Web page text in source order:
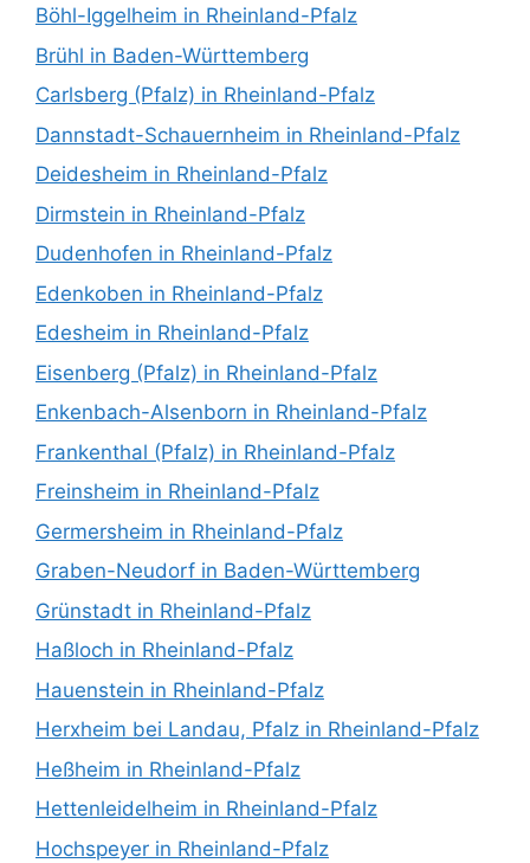
Böhl-Iggelheim in Rheinland-Pfalz
Brühl in Baden-Württemberg
Carlsberg (Pfalz) in Rheinland-Pfalz
Dannstadt-Schauernheim in Rheinland-Pfalz
Deidesheim in Rheinland-Pfalz
Dirmstein in Rheinland-Pfalz
Dudenhofen in Rheinland-Pfalz
Edenkoben in Rheinland-Pfalz
Edesheim in Rheinland-Pfalz
Eisenberg (Pfalz) in Rheinland-Pfalz
Enkenbach-Alsenborn in Rheinland-Pfalz
Frankenthal (Pfalz) in Rheinland-Pfalz
Freinsheim in Rheinland-Pfalz
Germersheim in Rheinland-Pfalz
Graben-Neudorf in Baden-Württemberg
Grünstadt in Rheinland-Pfalz
Haßloch in Rheinland-Pfalz
Hauenstein in Rheinland-Pfalz
Herxheim bei Landau, Pfalz in Rheinland-Pfalz
Heßheim in Rheinland-Pfalz
Hettenleidelheim in Rheinland-Pfalz
Hochspeyer in Rheinland-Pfalz